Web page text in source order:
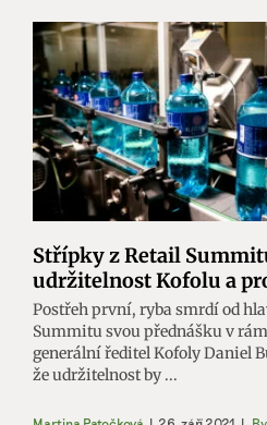
Střípky z Retail
udržitelnost Kofolu a
Postřeh první, ryba smrdí od
Summitu svou přednášku v
generální ředitel Kofoly Daniel
že udržitelnost by ...